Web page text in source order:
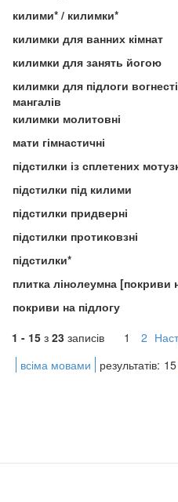
килими* / килимки*
килимки для ванних кімнат
килимки для занять йогою
килимки для підлоги
мангалів
килимки молитовні
мати гімнастичні
підстилки із сплетених
підстилки під килими
підстилки придверні
підстилки протиковзні
підстилки*
плитка лінолеумна [покриви
покриви на підлогу
1 - 15 з 23 записів 1 2
всіма мовами
результатів: 15